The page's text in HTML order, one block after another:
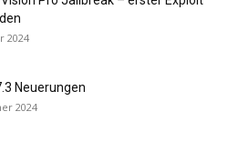
2024
Neuerungen
2024